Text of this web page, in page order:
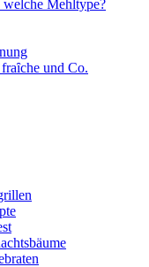
Mehltype?
und Co.